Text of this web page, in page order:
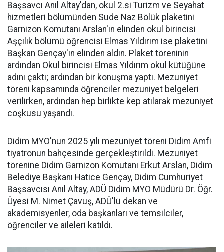
Başsavcı Anıl Altay'dan, okul 2.si Turizm ve Seyahat
hizmetleri bölümünden Sude Naz Bölük plaketini
Garnizon Komutanı Arslan'ın elinden okul birincisi
Aşçılık bölümü öğrencisi Elmas Yıldırım ise plaketini
Başkan Gençay'ın elinden aldın. Plaket töreninin
ardından Okul birincisi Elmas Yıldırım okul kütüğüne
adını çaktı; ardından bir konuşma yaptı. Mezuniyet
töreni kapsamında öğrenciler mezuniyet belgeleri
verilirken, ardından hep birlikte kep atılarak mezuniyet
coşkusu yaşandı.
Didim MYO'nun 2025 yılı mezuniyet töreni Didim Amfi
tiyatronun bahçesinde gerçekleştirildi. Mezuniyet
törenine Didim Garnizon Komutanı Erkut Arslan, Didim
Belediye Başkanı Hatice Gençay, Didim Cumhuriyet
Başsavcısı Anıl Altay, ADÜ Didim MYO Müdürü Dr. Öğr.
Üyesi M. Nimet Çavuş, ADÜ'lü dekan ve
akademisyenler, oda başkanları ve temsilciler,
öğrenciler ve aileleri katıldı.